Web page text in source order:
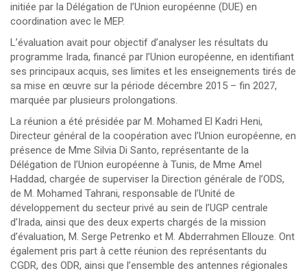
initiée par la Délégation de l’Union européenne (DUE) en
coordination avec le MEP.
L’évaluation avait pour objectif d’analyser les résultats du
programme Irada, financé par l’Union européenne, en identifiant
ses principaux acquis, ses limites et les enseignements tirés de
sa mise en œuvre sur la période décembre 2015 – fin 2027,
marquée par plusieurs prolongations.
La réunion a été présidée par M. Mohamed El Kadri Heni,
Directeur général de la coopération avec l’Union européenne, en
présence de Mme Silvia Di Santo, représentante de la
Délégation de l’Union européenne à Tunis, de Mme Amel
Haddad, chargée de superviser la Direction générale de l’ODS,
de M. Mohamed Tahrani, responsable de l’Unité de
développement du secteur privé au sein de l’UGP centrale
d’Irada, ainsi que des deux experts chargés de la mission
d’évaluation, M. Serge Petrenko et M. Abderrahmen Ellouze. Ont
également pris part à cette réunion des représentants du
CGDR, des ODR, ainsi que l’ensemble des antennes régionales